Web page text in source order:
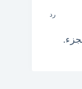
رد